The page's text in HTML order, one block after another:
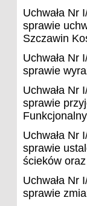
Uchwała Nr
sprawie
Szczawin
Uchwała Nr
sprawie
Uchwała Nr
sprawie
Uchwała Nr
sprawie
ścieków
Uchwała Nr
sprawie